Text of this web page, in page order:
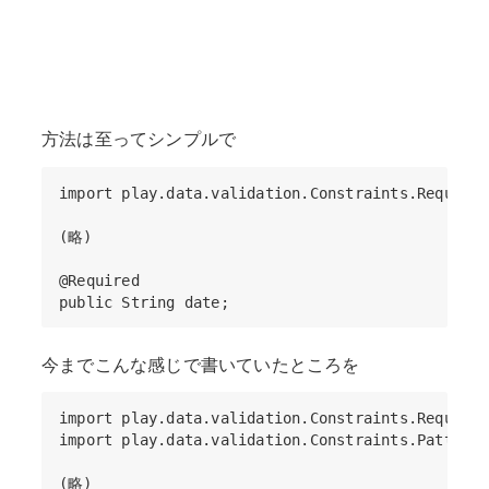
方法は至ってシンプルで
import
(略)
@Required
今までこんな感じで書いていたところを
import
import play.data.validation.Constraints.Pattern;
(略)